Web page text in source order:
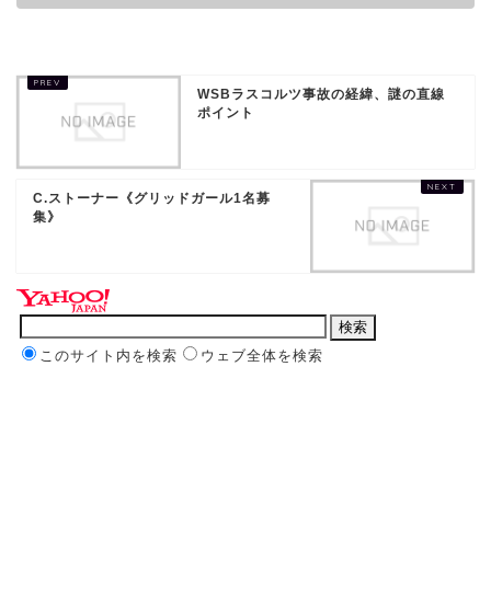
WSBラスコルツ事故の経緯、謎の直線
ポイント
C.ストーナー《グリッドガール1名募
集》
このサイト内を検索 ウェブ全体を検索